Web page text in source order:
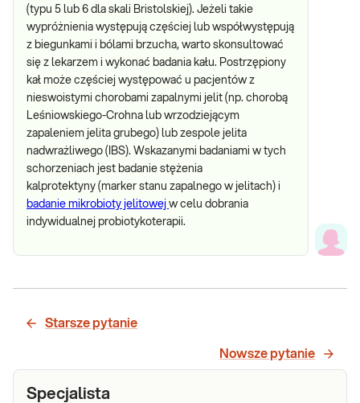
(typu 5 lub 6 dla skali Bristolskiej). Jeżeli takie
wypróżnienia występują częściej lub współwystępują
z biegunkami i bólami brzucha, warto skonsultować
się z lekarzem i wykonać badania kału. Postrzępiony
kał może częściej występować u pacjentów z
nieswoistymi chorobami zapalnymi jelit (np. chorobą
Leśniowskiego-Crohna lub wrzodziejącym
zapaleniem jelita grubego) lub zespole jelita
nadwrażliwego (IBS). Wskazanymi badaniami w tych
schorzeniach jest badanie stężenia
kalprotektyny (marker stanu zapalnego w jelitach) i
badanie mikrobioty jelitowej w celu dobrania
indywidualnej probiotykoterapii.
Starsze pytanie
Nowsze pytanie
Specjalista